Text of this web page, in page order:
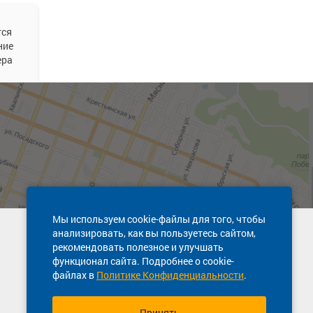
мест
Мы используем cookie-файлы для того, чтобы
анализировать, как вы пользуетесь сайтом,
рекомендовать полезное и улучшать
функционал сайта. Подробнее о cookie-
файлах в Политике Конфиденциальности.
Техническая поддержка сайта
8 800 600-03-38